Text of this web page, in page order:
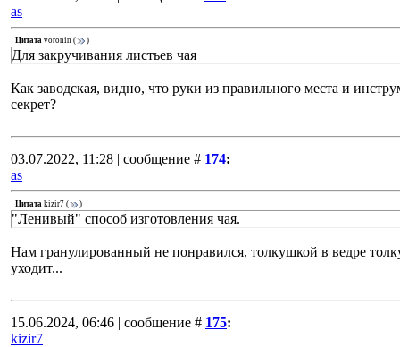
as
Цитата voronin ( )
Для закручивания листьев чая
Как заводская, видно, что руки из правильного места и
секрет?
03.07.2022, 11:28 | сообщение # 174:
as
Цитата kizir7 ( )
"Ленивый" способ изготовления чая.
Нам гранулированный не понравился, толкушкой в ведре
уходит...
15.06.2024, 06:46 | сообщение # 175:
kizir7